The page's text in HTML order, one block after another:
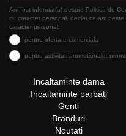
Am fost informat(a) despre Politica de
cu caracter personal, declar ca am
caracter personal:
pentru ofertare comerciala
pentru activitati promotionale:
Incaltaminte dama
Incaltaminte barbati
Genti
Branduri
Noutati